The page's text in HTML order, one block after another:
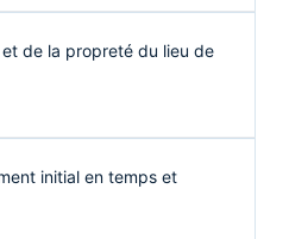
et de la propreté du lieu de
initial en temps et